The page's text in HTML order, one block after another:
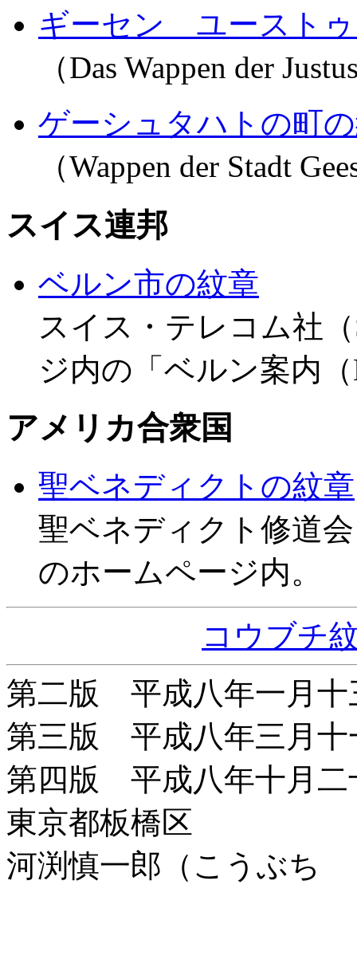
ギーセン ユーストゥ
（Das Wappen der
ゲーシュタハトの町
（Wappen der Stadt
スイス連邦
ベルン市の紋章
スイス・テレコム社
ジ内の「ベルン案内
アメリカ合衆国
聖ベネディクトの紋章
聖ベネディクト修道会
のホームページ内。
コウブチ
第二版 平成八年一月十
第三版 平成八年三月十
第四版 平成八年十月二
東京都板橋区
河渕慎一郎（こうぶち